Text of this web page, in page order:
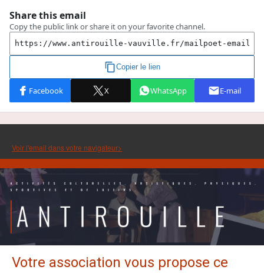
Voir l'email dans votre navigateur>
Votre association vous propose ce